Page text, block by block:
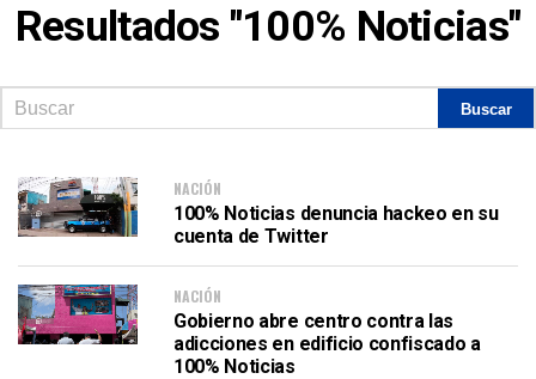
Resultados "100% Noticias"
NACIÓN
100% Noticias denuncia hackeo en su
cuenta de Twitter
NACIÓN
Gobierno abre centro contra las
adicciones en edificio confiscado a
100% Noticias